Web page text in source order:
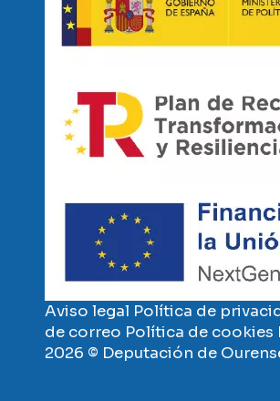
Aviso legal Política de
de correo Política de cookies
2026 © Deputación de